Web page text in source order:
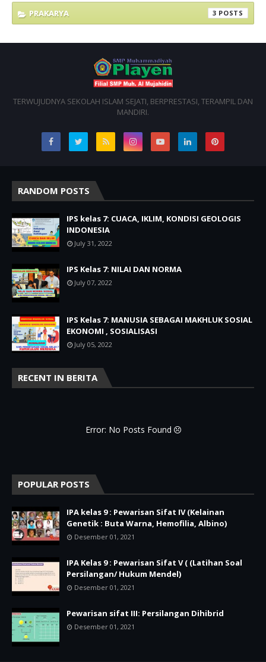
PRAKARYA 3
TERWUJUDNYA SEKOLAH ISLAM SEJATI, BERPRESTASI, TERAMPIL DAN
MANDIRI.
RANDOM POSTS
IPS kelas 7: CUACA, IKLIM, KONDISI GEOLOGIS
INDONESIA
July 31, 2022
IPS Kelas 7: NILAI DAN NORMA
July 07, 2022
IPS Kelas 7: MANUSIA SEBAGAI MAKHLUK SOSIAL
EKONOMI , SOSIALISASI
July 05, 2022
RECENT IN BERITA
Error: No Posts Found
POPULAR POSTS
IPA kelas 9 : Pewarisan Sifat IV (Kelainan
Genetik : Buta Warna, Hemofilia, Albino)
Desember 01, 2021
IPA Kelas 9 : Pewarisan Sifat V ( (Latihan Soal
Persilangan/ Hukum Mendel)
Desember 01, 2021
Pewarisan sifat III: Persilangan Dihibrid
Desember 01, 2021